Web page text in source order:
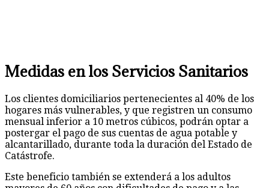
hogares más vulnerables, y que registren un consumo
postergar el pago de sus cuentas de agua potable y
alcantarillado, durante toda la duración del Estado de
Catástrofe.
Este beneficio también se extenderá a los adultos
mayores de 60 años con dificultades de pago y a las
personas que pierdan sus empleos durante el periodo
de Emergencia. 3 Estos costos serán prorrateados en las
cuentas de los 12 meses siguientes, sin multas ni